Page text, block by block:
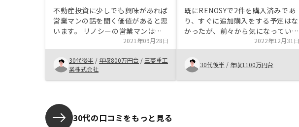
不動産投資に少しでも興味があれば
営業マンの話を聞く価値があると思
います。 リノシーの営業マンは親
身に対応してくれますので、疑問が
解消されて購入検討しようという気
になりました。銀行面談等はオンラ
インと言えどもどこかに集合して打
ち合わせをしないといけないので、
きるようになれば良いのかなと思い
ます。 制度上難しいのかも知れま
せんが。
2021年09月28日
30代後半 / 年収800万円台 / 三菱重工
業株式会社
既にRENOSYで2件を購入済みであ
り、すぐに追加購入をする予定はな
かったが、前々から気になっていた
福島エリアの物件をタイムリーに担
当の方からご紹介頂き、条件も比較
的良かったため、購入することを決
めた。確定申告をより簡便にするた
めのアプリ開発
2022年12月31日
30代後半 / 年収1100万円台
30代の口コミをもっと見る